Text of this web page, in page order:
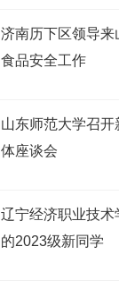
济南历下区领导
食品安全工作
山东师范大学召开
体座谈会
辽宁经济职业技
的2023级新同学